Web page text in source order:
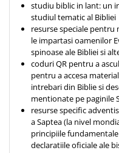
Lupta Spirituala
Schimbarea caracterului
Slujire
Suferinta
Viata din belsug
Viata de zi cu zi
Despre afaceri
Dezvoltare personala
Leadership
studiu biblic in lant: un
studiul tematic al Bibliei
resurse speciale pentru
le impartasi oamenilor
spinoase ale Bibliei si
coduri QR pentru a
pentru a accesa
intrebari din Biblie si
mentionate pe paginile
resurse specific
a Saptea (la nivel
principiile
declaratiile oficiale ale